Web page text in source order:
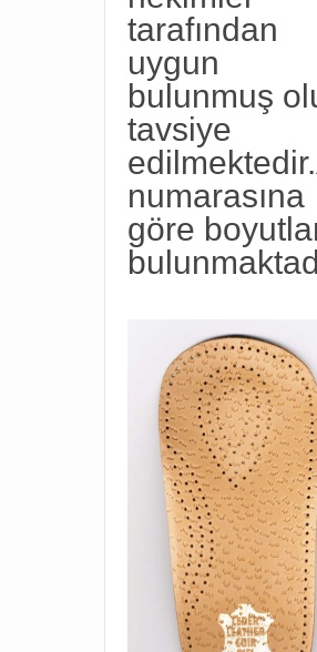
tarafından
uygun
bulunmuş
tavsiye
numarasına
göre